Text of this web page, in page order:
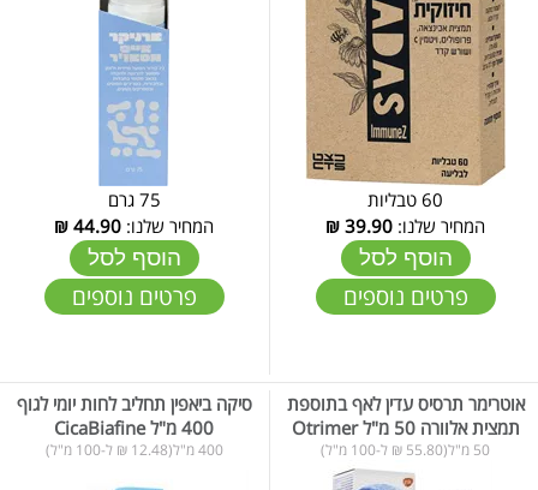
60 טבליות
המחיר שלנו: 39.90
₪
הוסף לסל
פרטים נוספים
75 גרם
המחיר שלנו: 44.90
₪
הוסף לסל
פרטים נוספים
אוטרימר תרסיס עדין לאף בתוספת
תמצית אלוורה 50 מ"ל Otrimer
50 מ"ל(55.80 ₪ ל-100 מ"ל)
סיקה ביאפין תחליב לחות יומי לגוף
400 מ"ל CicaBiafine
400 מ"ל(12.48 ₪ ל-100 מ"ל)